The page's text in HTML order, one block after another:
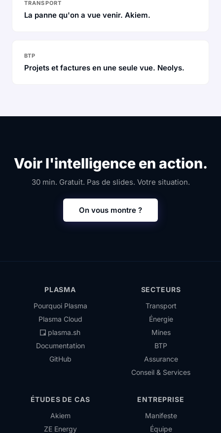
TRANSPORT
La panne qu'on a vue venir. Akiem.
BTP
Projets et factures en une seule vue. Neolys.
Voir l'intelligence en action.
30 min. Gratuit. Pas de slides. Votre situation.
On vous montre ?
PLASMA
Pourquoi Plasma
Plasma Cloud
plasma.sh
Documentation
GitHub
SECTEURS
Transport
Énergie
Mines
BTP
Assurance
Conseil & Services
ÉTUDES DE CAS
Akiem
ZE Energy
ENTREPRISE
Manifeste
Équipe